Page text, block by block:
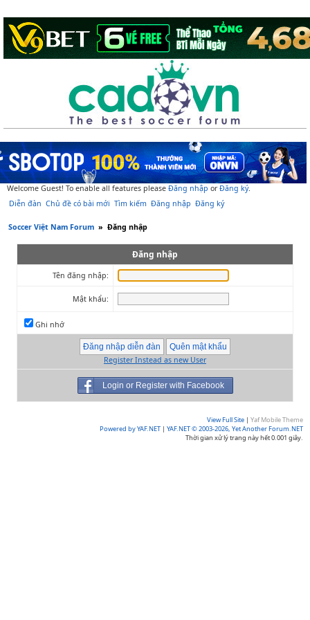
Welcome Guest! To enable all features please Đăng nhập orĐăng ký.
Diễn đàn Chủ đề có bài mới Tìm kiếm Đăng nhập Đăng ký
Soccer Việt Nam Forum » Đăng nhập
Đăng nhập
Tên đăng nhập:
Mật khẩu:
Ghi nhớ
Register Instead as new User
Login or Register with Facebook
View Full Site | Yaf Mobile Theme
Powered by YAF.NET | YAF.NET © 2003-2026, Yet Another Forum.NET
Thời gian xử lý trang này hết 0.001 giây.